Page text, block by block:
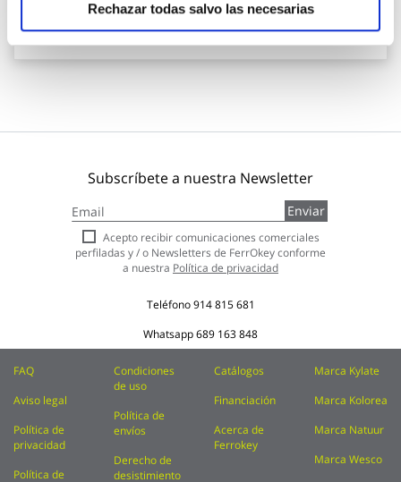
Rechazar todas salvo las necesarias
Añadir al carrito
Subscríbete a nuestra Newsletter
a
nuestro
boletín
de
Enviar
Acepto recibir comunicaciones comerciales
perfiladas y / o Newsletters de FerrOkey conforme
a nuestra Política de privacidad
Teléfono914 815 681
Whatsapp689 163 848
FAQ
Aviso legal
Política de
privacidad
Política de
Condiciones
de uso
Política de
envíos
Derecho de
desistimiento
Catálogos
Financiación
Acerca de
Ferrokey
Marca Kylate
Marca Kolorea
Marca Natuur
Marca Wesco